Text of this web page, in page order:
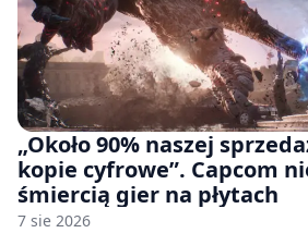
„Około 90% naszej
kopie cyfrowe”. Capcom
śmiercią gier na płytach
7 sie 2026